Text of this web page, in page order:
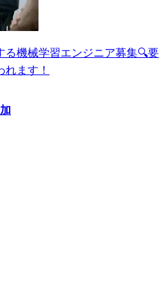
る機械学習エンジニア募集🔍要
ます！